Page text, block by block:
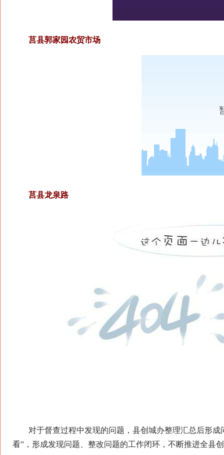
莒县郭家园农贸市场
莒县龙泉路
对于督查过程中发现的问题，县创城办整理汇总后形成
看”，形成发现问题、整改问题的工作闭环，不断推进全县